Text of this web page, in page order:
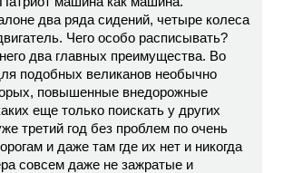
два ряда сидений, четыре колеса
Чего особо расписывать?
два главных преимущества. Во
подобных великанов необычно
повышенные внедорожные
еще только поискать у других
третий год без проблем по очень
и даже там где их нет и никогда
совсем даже не зажратые и